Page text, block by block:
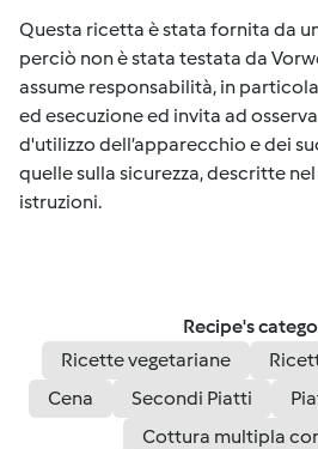
Questa ricetta è stata fornita da
perciò non è stata testata da
assume responsabilità, in
ed esecuzione ed invita ad
d'utilizzo dell’apparecchio e dei
quelle sulla sicurezza, descritte
istruzioni.
Recipe's
Ricette vegetariane
Cena
Secondi Piatti
Cottura multipla